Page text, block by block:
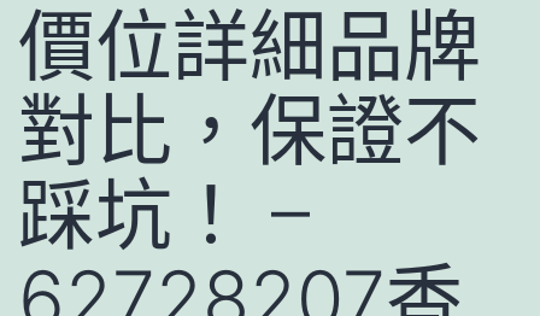
價位詳細品牌
對比，保證不
踩坑！ –